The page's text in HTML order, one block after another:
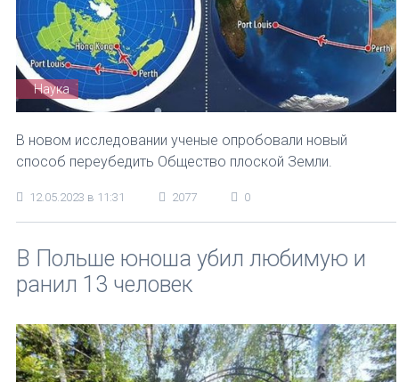
Наука
В новом исследовании ученые опробовали новый
способ переубедить Общество плоской Земли.
12.05.2023 в 11:31 2077 0
В Польше юноша убил любимую и
ранил 13 человек